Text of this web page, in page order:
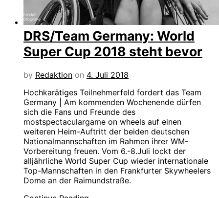
DRS/Team Germany: World
Super Cup 2018 steht bevor
by Redaktion on 4. Juli 2018
Hochkarätiges Teilnehmerfeld fordert das Team
Germany | Am kommenden Wochenende dürfen
sich die Fans und Freunde des
mostspectaculargame on wheels auf einen
weiteren Heim-Auftritt der beiden deutschen
Nationalmannschaften im Rahmen ihrer WM-
Vorbereitung freuen. Vom 6.-8.Juli lockt der
alljährliche World Super Cup wieder internationale
Top-Mannschaften in den Frankfurter Skywheelers
Dome an der Raimundstraße.